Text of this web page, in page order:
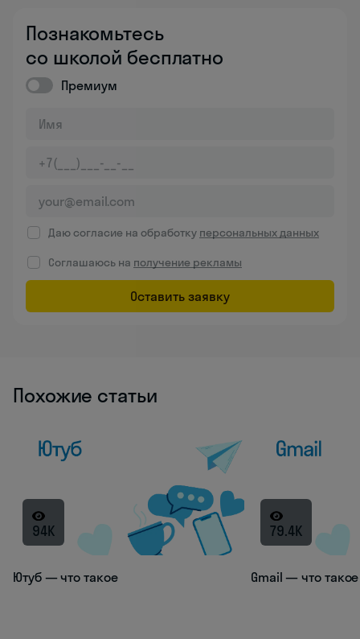
Познакомьтесь
со школой бесплатно
Премиум
Даю согласие на обработку персональных данных
Соглашаюсь на получение рекламы
Оставить заявку
Похожие статьи
94K
Ютуб — что такое
79.4K
Gmail — что такое